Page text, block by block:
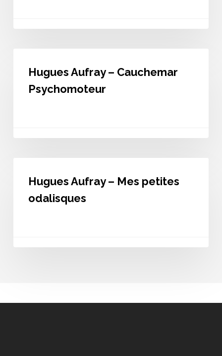
Cauchemar
Psychomoteur
Hugues Aufray – Cauchemar
Psychomoteur
petites
Hugues Aufray – Mes petites
odalisques